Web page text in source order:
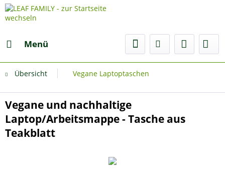
Menü
Übersicht Vegane Laptoptaschen
Vegane und nachhaltige
Laptop/Arbeitsmappe - Tasche aus
Teakblatt